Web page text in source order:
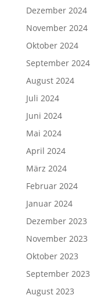
Dezember 2024
November 2024
Oktober 2024
September 2024
August 2024
Juli 2024
Juni 2024
Mai 2024
April 2024
März 2024
Februar 2024
Januar 2024
Dezember 2023
November 2023
Oktober 2023
September 2023
August 2023